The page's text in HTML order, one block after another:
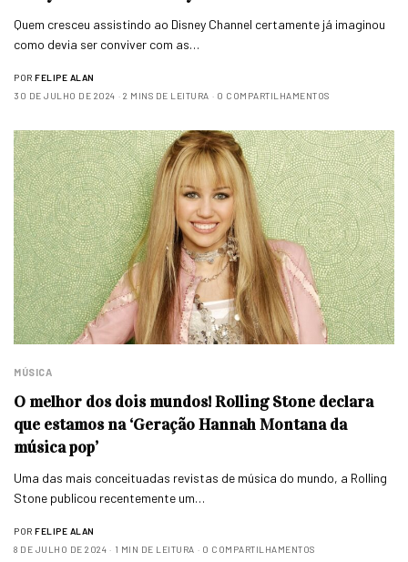
Quem cresceu assistindo ao Disney Channel certamente já imaginou
como devia ser conviver com as…
POR FELIPE ALAN
30 DE JULHO DE 2024
2 MINS DE LEITURA 0 COMPARTILHAMENTOS
MÚSICA
O melhor dos dois mundos! Rolling Stone declara
que estamos na ‘Geração Hannah Montana da
música pop’
Uma das mais conceituadas revistas de música do mundo, a Rolling
Stone publicou recentemente um…
POR FELIPE ALAN
8 DE JULHO DE 2024
1 MIN DE LEITURA 0 COMPARTILHAMENTOS